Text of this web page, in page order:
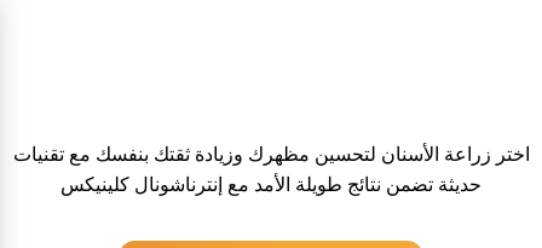
اختر زراعة الأسنان لتحسين مظهرك وزيادة ثقتك بنفسك مع تقنيات
حديثة تضمن نتائج طويلة الأمد مع إنترناشونال كلينيكس